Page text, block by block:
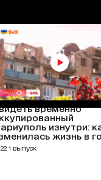
временно
изнутри:
жизнь в
1 выпуск